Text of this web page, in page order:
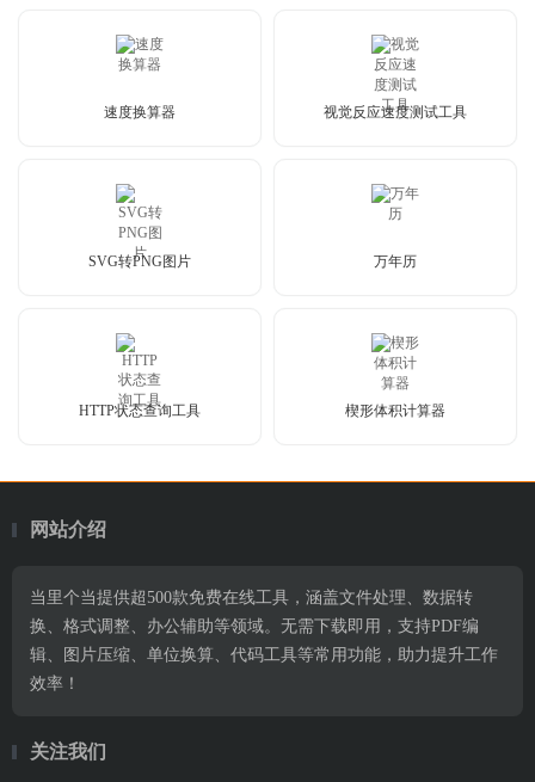
速度换算器 视觉反应速度测试工具
SVG转PNG图片 万年历
HTTP状态查询工具 楔形体积计算器
网站介绍
当里个当提供超500款免费在线工具，涵盖文件处理、数据转
换、格式调整、办公辅助等领域。无需下载即用，支持PDF编
辑、图片压缩、单位换算、代码工具等常用功能，助力提升工作
效率！
关注我们